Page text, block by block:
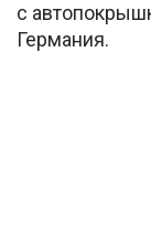
с
Германия.